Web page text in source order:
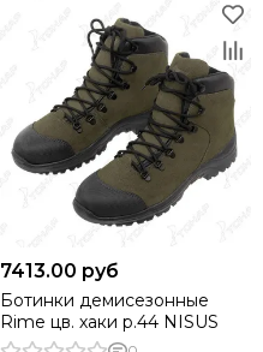
7413.00 руб
Ботинки демисезонные
Rime цв. хаки р.44 NISUS